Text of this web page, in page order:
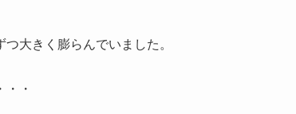
大きく膨らんでいました。
・